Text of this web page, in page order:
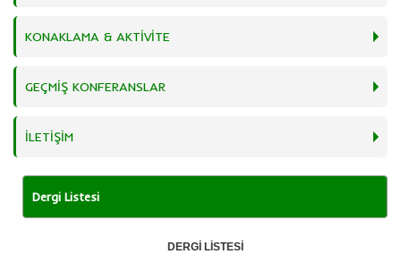
KONAKLAMA & AKTİVİTE
GEÇMİŞ KONFERANSLAR
İLETİŞİM
Dergi Listesi
DERGİ LİSTESİ